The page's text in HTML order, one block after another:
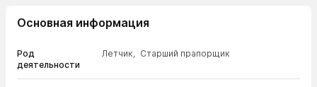
Основная информация
Род
деятельности
Летчик, Старший прапорщик